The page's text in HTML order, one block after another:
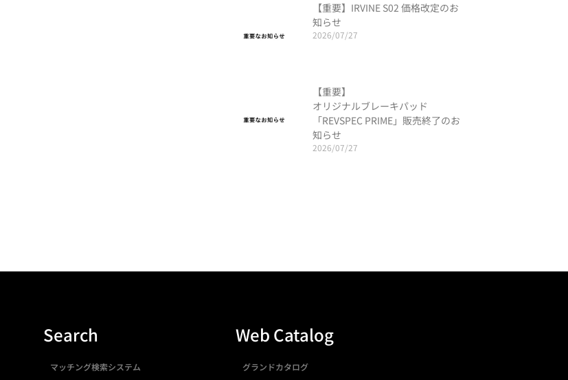
【重要】IRVINE S02 価格改定のお
知らせ
2026/07/27
【重要】
オリジナルブレーキパッド
「REVSPEC PRIME」販売終了のお
知らせ
2026/07/27
Search
マッチング検索システム
Web Catalog
グランドカタログ